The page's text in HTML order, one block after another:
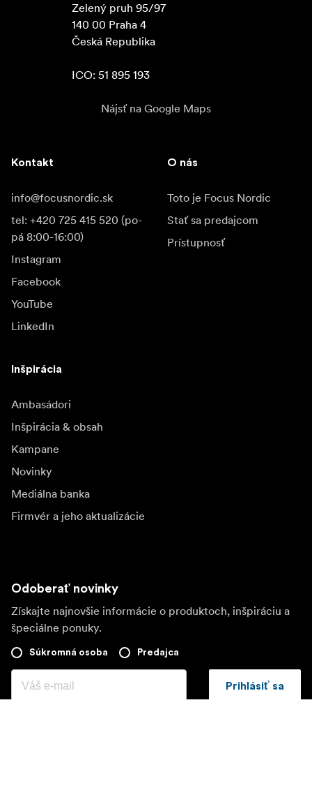
Zelený pruh 95/97
140 00 Praha 4
Česká Republika
ICO: 51 895 193
Nájsť na Google Maps
Kontakt
info@focusnordic.sk
tel: +420 725 415 520 (po-
pá 8:00-16:00)
Instagram
Facebook
YouTube
LinkedIn
O nás
Toto je Focus Nordic
Stať sa predajcom
Prístupnosť
Inšpirácia
Ambasádori
Inšpirácia & obsah
Kampane
Novinky
Mediálna banka
Firmvér a jeho aktualizácie
Odoberať novinky
Získajte najnovšie informácie o produktoch, inšpiráciu a
špeciálne ponuky.
Súkromná osoba Predajca
Prihlásiť sa